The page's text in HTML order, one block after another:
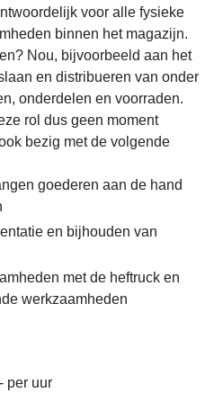
voor alle fysieke
binnen het magazijn.
Nou, bijvoorbeeld aan het
en distribueren van onder
onderdelen en voorraden.
rol dus geen moment
bezig met de volgende
goederen aan de hand
en bijhouden van
met de heftruck en
werkzaamheden
per uur